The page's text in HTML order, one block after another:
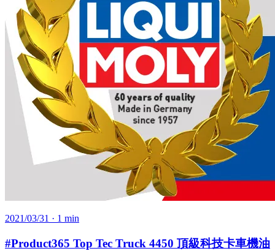
2021/03/31 · 1 min
#Product365 Top Tec Truck 4450 頂級科技卡車機油